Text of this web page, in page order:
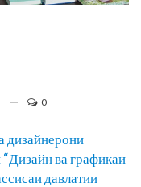
0
дизайнерони
ва графикаи
давлатии